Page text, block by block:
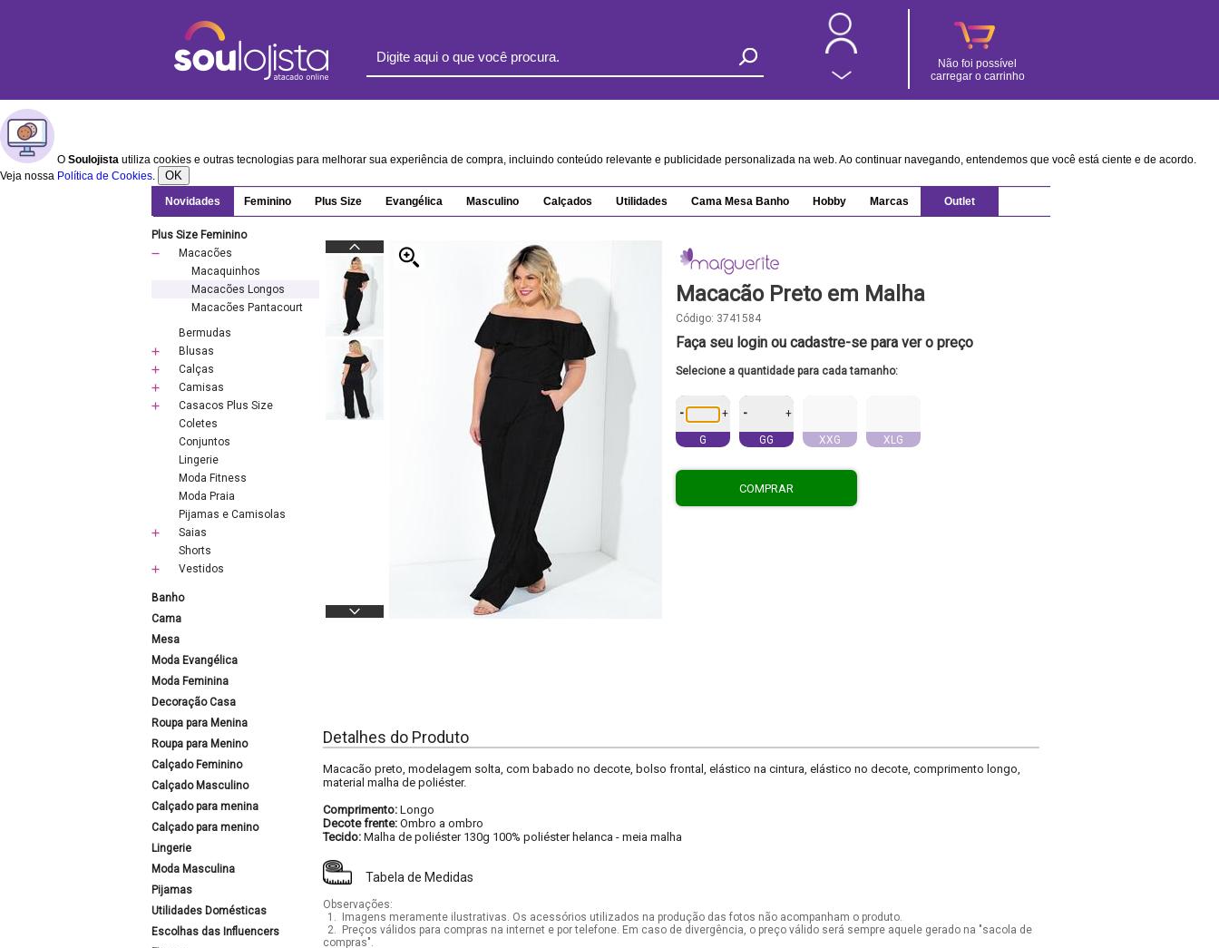
Não foi possível
carregar o carrinho
O Soulojista utiliza cookies e outras tecnologias para melhorar sua experiência de compra, incluindo conteúdo relevante e publicidade personalizada na web. Ao continuar navegando, entendemos que você está ciente e de acordo.
Veja nossa Política de Cookies. OK
Novidades Feminino Plus Size Evangélica Masculino Calçados Utilidades Cama Mesa Banho Hobby Marcas Outlet
Plus Size Feminino
Macacões
Macaquinhos
Macacões Longos
Macacões Pantacourt
Bermudas
Blusas
Calças
Camisas
Casacos Plus Size
Coletes
Conjuntos
Lingerie
Moda Fitness
Moda Praia
Pijamas e Camisolas
Saias
Shorts
Vestidos
Banho
Cama
Mesa
Moda Evangélica
Moda Feminina
Decoração Casa
Roupa para Menina
Roupa para Menino
Calçado Feminino
Calçado Masculino
Calçado para menina
Calçado para menino
Lingerie
Moda Masculina
Pijamas
Utilidades Domésticas
Escolhas das Influencers
Macacão Preto em Malha
Código: 3741584
Faça seu login ou cadastre-se para ver o preço
Selecione a quantidade para cada tamanho:
- +
G
- +
GG XXG XLG
COMPRAR
Detalhes do Produto
Macacão preto, modelagem solta, com babado no decote, bolso frontal, elástico na cintura, elástico no decote, comprimento longo,
material malha de poliéster.
Comprimento: Longo
Decote frente: Ombro a ombro
Tecido: Malha de poliéster 130g 100% poliéster helanca - meia malha
Tabela de Medidas
Observações:
1.
Imagens meramente ilustrativas. Os acessórios utilizados na produção das fotos não acompanham o produto.
2.
Preços válidos para compras na internet e por telefone. Em caso de divergência, o preço válido será sempre aquele gerado na "sacola de
compras".